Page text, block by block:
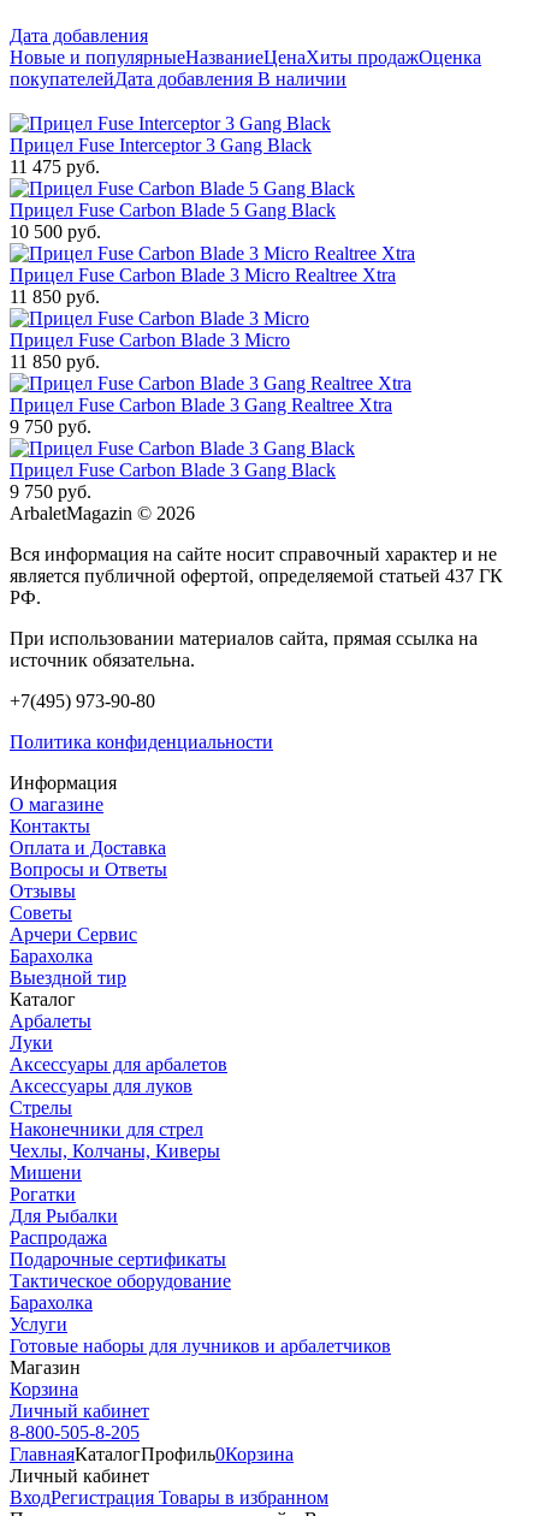
Дата добавления
Новые и популярныеНазваниеЦенаХиты продажОценка
покупателейДата добавления В наличии
Прицел Fuse Interceptor 3 Gang Black
11 475 руб.
Прицел Fuse Carbon Blade 5 Gang Black
10 500 руб.
Прицел Fuse Carbon Blade 3 Micro Realtree Xtra
11 850 руб.
Прицел Fuse Carbon Blade 3 Micro
11 850 руб.
Прицел Fuse Carbon Blade 3 Gang Realtree Xtra
9 750 руб.
Прицел Fuse Carbon Blade 3 Gang Black
9 750 руб.
ArbaletMagazin © 2026
Вся информация на сайте носит справочный характер и не
является публичной офертой, определяемой статьей 437 ГК
РФ.
При использовании материалов сайта, прямая ссылка на
источник обязательна.
+7(495) 973-90-80
Политика конфиденциальности
Информация
О магазине
Контакты
Оплата и Доставка
Вопросы и Ответы
Отзывы
Советы
Арчери Сервис
Барахолка
Выездной тир
Каталог
Арбалеты
Луки
Аксессуары для арбалетов
Аксессуары для луков
Стрелы
Наконечники для стрел
Чехлы, Колчаны, Киверы
Мишени
Рогатки
Для Рыбалки
Распродажа
Подарочные сертификаты
Тактическое оборудование
Барахолка
Услуги
Готовые наборы для лучников и арбалетчиков
Магазин
Корзина
Личный кабинет
8-800-505-8-205
ГлавнаяКаталогПрофиль0Корзина
Личный кабинет
ВходРегистрация Товары в избранном